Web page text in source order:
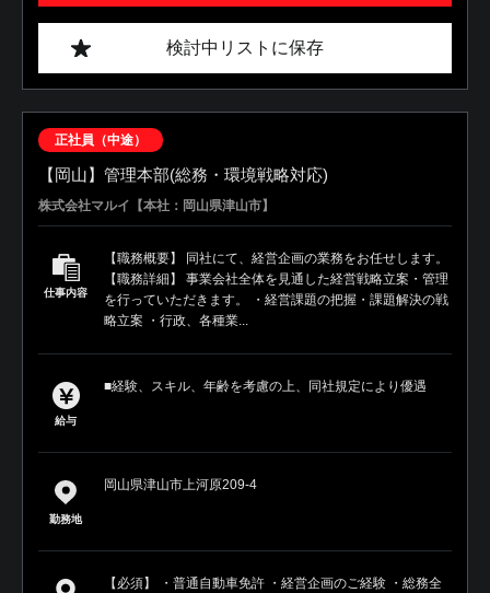
検討中リストに保存
正社員（中途）
【岡山】管理本部(総務・環境戦略対応)
株式会社マルイ【本社：岡山県津山市】
仕事内容
【職務概要】 同社にて、経営企画の業務をお任せします。
【職務詳細】 事業会社全体を見通した経営戦略立案・管理
を行っていただきます。 ・経営課題の把握・課題解決の戦
略立案 ・行政、各種業...
給与
■経験、スキル、年齢を考慮の上、同社規定により優遇
勤務地
岡山県津山市上河原209-4
【必須】 ・普通自動車免許 ・経営企画のご経験 ・総務全